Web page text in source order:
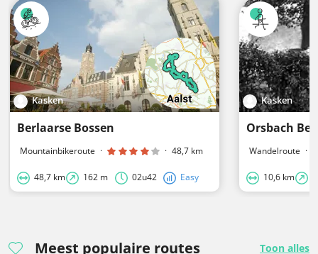
Kasken
Berlaarse Bossen
Mountainbikeroute · · 48,7 km
48,7 km 162 m 02u42 Easy
Kasken
Orsbach
Wandelroute ·
10,6 km
Meest populaire routes Toon alles